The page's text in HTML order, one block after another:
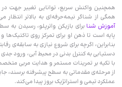
همچنین واکنش سریع، توانایی تغییر جهت
همگی از شناگر نیمه‌حرفه‌ای به بالاتر انتظار
آموزش شنا برای بازیکن واترپلو، رسیدن به
پایه است تا ذهن او برای تمرکز روی
بنابراین، اگرچه برای شروع نیازی به سابقه‌ی
دستیابی به کنترل بدنی در محیط آبی، ورود
با تکیه بر تمرینات مستمر و هدایت مربی
از مرحله‌ی مقدماتی به سطح پیشرفته برسند،
عملکرد تیمی و استراتژیک بروز پیدا می‌کند.